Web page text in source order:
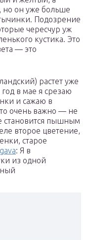
но он уже больше
Подозрение
чересчур уж
кустика. Это
— это
растет уже
в мае я срезаю
и сажаю в
очень важно — не
становится пышным
второе цветение,
старое
: Я в
из одной